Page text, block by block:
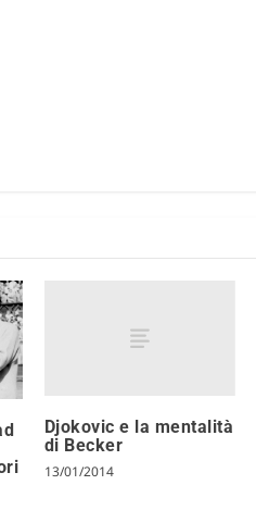
Djokovic e la mentalità
di Becker
13/01/2014